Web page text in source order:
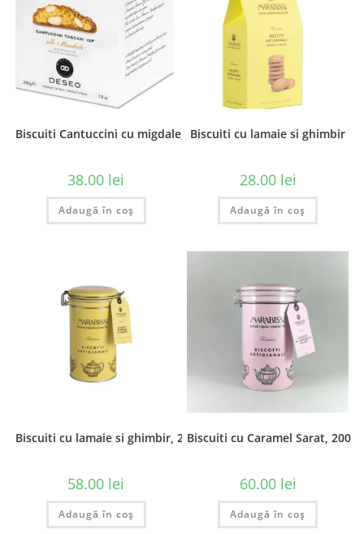
Biscuiti Cantuccini cu migdale, 200 gr
38.00 lei
Adaugă în coș
Biscuiti cu lamaie si ghimbir
28.00 lei
Adaugă în coș
Biscuiti cu lamaie si ghimbir, 200g
58.00 lei
Adaugă în coș
Biscuiti cu Caramel Sarat, 200
60.00 lei
Adaugă în coș